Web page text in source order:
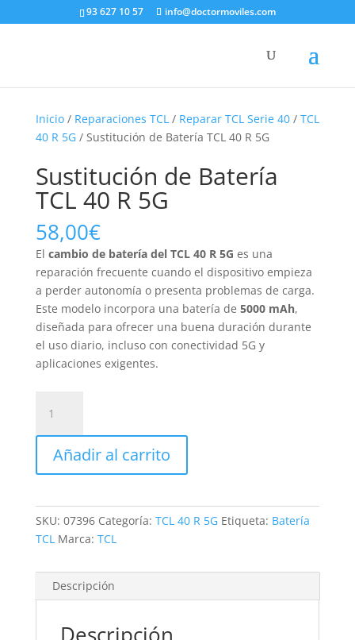
93 627 10 57 info@doctormoviles.com
Inicio/ Reparaciones TCL/ Reparar TCL Serie 40/ TCL
40 R 5G/ Sustitución de Batería TCL 40 R 5G
Sustitución de Batería
TCL 40 R 5G
58,00€
El cambio de batería del TCL 40 R 5G es una
reparación frecuente cuando el dispositivo empieza
a perder autonomía o presenta problemas de carga.
Este modelo incorpora una batería de 5000 mAh,
diseñada para ofrecer una buena duración durante
el uso diario, incluso con conectividad 5G y
aplicaciones exigentes.
Batería
40
5G
cantidad
Añadir al carrito
SKU: 07396 Categoría: TCL 40 R 5G Etiqueta: Batería
TCL Marca: TCL
Descripción